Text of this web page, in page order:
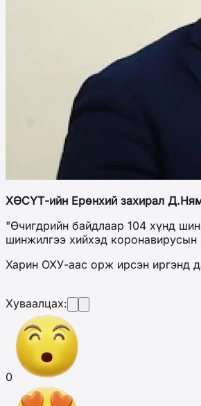
ХӨСҮТ-ийн Ерөнхий захирал
"Өчигдрийн байдлаар 104 хүнд
шинжилгээ хийхэд коронавирусын
Харин ОХУ-аас орж ирсэн иргэнд
Хуваалцах:
0